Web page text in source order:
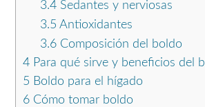
3.4Sedantes y nerviosas
3.5 Antioxidantes
3.6Composición del boldo
4 Para qué sirve y beneficios del
5 Boldo para el hígado
6 Cómo tomar boldo